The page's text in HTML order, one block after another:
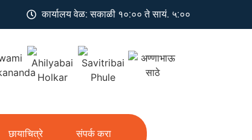
कार्यालय वेळ: सकाळी १०:०० ते सायं. ५:००
छायाचित्रे संपर्क करा